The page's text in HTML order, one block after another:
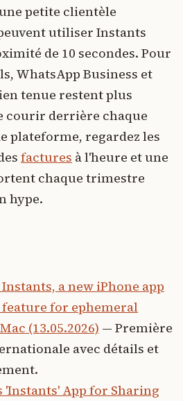
petite clientèle
utiliser Instants
de 10 secondes. Pour
WhatsApp Business et
tenue restent plus
courir derrière chaque
plateforme, regardez les
factures à l'heure et une
chaque trimestre
hype.
a new iPhone app
for ephemeral
(13.05.2026) — Première
avec détails et
'Instants' App for Sharing